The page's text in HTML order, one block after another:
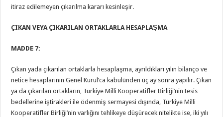
itiraz edilemeyen çıkarılma kararı kesinleşir.
ÇIKAN VEYA ÇIKARILAN ORTAKLARLA HESAPLAŞMA
MADDE 7:
Çıkan yada çıkarılan ortaklarla hesaplaşma, ayrıldıkları yılın bilanço ve
netice hesaplarının Genel Kurul’ca kabulünden üç ay sonra yapılır. Çıkan
ya da çıkarılan ortakların, Türkiye Milli Kooperatifler Birliği’nin tesis
bedellerine iştirakleri ile ödenmiş sermayesi dışında, Türkiye Milli
Kooperatifler Birliği’nin varlığını tehlikeye düşürecek nitelikte ise, iki yılı